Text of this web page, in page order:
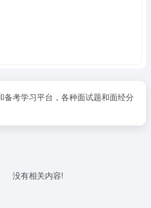
备考学习平台，各种面试题和面经分
没有相关内容!